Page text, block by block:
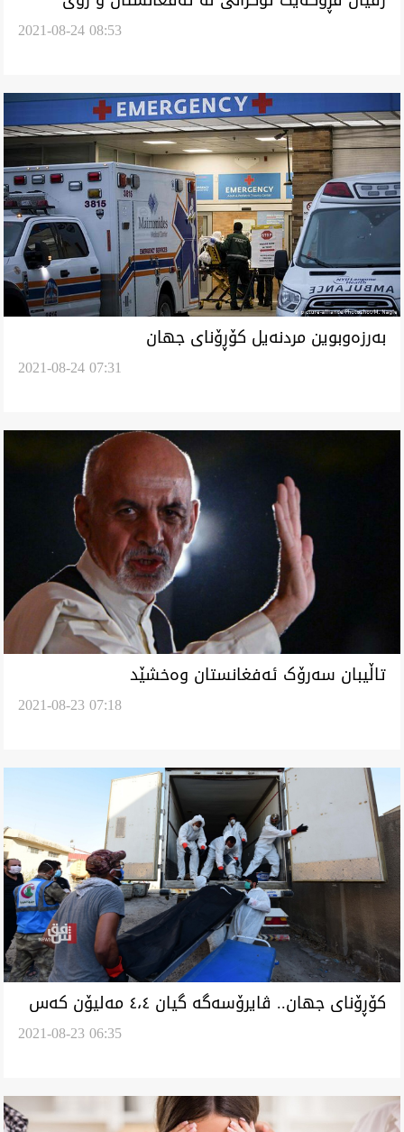
2021-08-24 08:53
بەرزەوبوین مردنەیل کۆڕۆنای جهان
2021-08-24 07:31
تاڵیبان سەرۆک ئەفغانستان وەخشێد
2021-08-23 07:18
کۆڕۆنای جهان.. ڤایرۆسەگە گیان ٤،٤ مەلیۆن کەس
2021-08-23 06:35